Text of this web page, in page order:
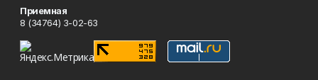
Приемная
8 (34764) 3-02-63